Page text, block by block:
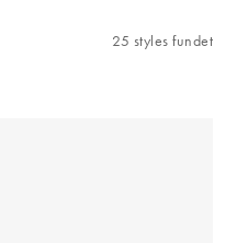
25 styles fundet